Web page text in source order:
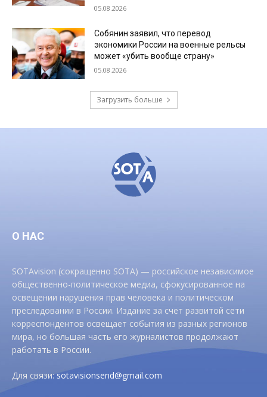
05.08.2026
Собянин заявил, что перевод
экономики России на военные рельсы
может «убить вообще страну»
05.08.2026
Загрузить больше
О НАС
SOTAvision (сокращенно SOTA) — российское независимое
общественно-политическое медиа, сфокусированное на
освещении нарушения прав человека и политическом
преследовании в России. Издание за счет развитой сети
корреспондентов освещает события из разных регионов
мира, но большая часть его журналистов продолжают
работать в России.
Для связи:sotavisionsend@gmail.com